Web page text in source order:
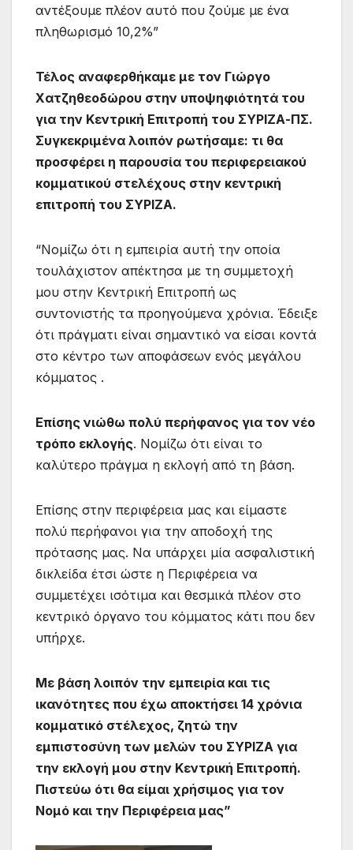
αντέξουμε πλέον αυτό που ζούμε με ένα
πληθωρισμό 10,2%”
Τέλος αναφερθήκαμε με τον Γιώργο
Χατζηθεοδώρου στην υποψηφιότητά του
για την Κεντρική Επιτροπή του ΣΥΡΙΖΑ-ΠΣ.
Συγκεκριμένα λοιπόν ρωτήσαμε: τι θα
προσφέρει η παρουσία του περιφερειακού
κομματικού στελέχους στην κεντρική
επιτροπή του ΣΥΡΙΖΑ.
“Νομίζω ότι η εμπειρία αυτή την οποία
τουλάχιστον απέκτησα με τη συμμετοχή
μου στην Κεντρική Επιτροπή ως
συντονιστής τα προηγούμενα χρόνια. Έδειξε
ότι πράγματι είναι σημαντικό να είσαι κοντά
στο κέντρο των αποφάσεων ενός μεγάλου
κόμματος .
Επίσης νιώθω πολύ περήφανος για τον νέο
τρόπο εκλογής. Νομίζω ότι είναι το
καλύτερο πράγμα η εκλογή από τη βάση.
Επίσης στην περιφέρεια μας και είμαστε
πολύ περήφανοι για την αποδοχή της
πρότασης μας. Να υπάρχει μία ασφαλιστική
δικλείδα έτσι ώστε η Περιφέρεια να
συμμετέχει ισότιμα και θεσμικά πλέον στο
κεντρικό όργανο του κόμματος κάτι που δεν
υπήρχε.
Με βάση λοιπόν την εμπειρία και τις
ικανότητες που έχω αποκτήσει 14 χρόνια
κομματικό στέλεχος, ζητώ την
εμπιστοσύνη των μελών του ΣΥΡΙΖΑ για
την εκλογή μου στην Κεντρική Επιτροπή.
Πιστεύω ότι θα είμαι χρήσιμος για τον
Νομό και την Περιφέρεια μας”